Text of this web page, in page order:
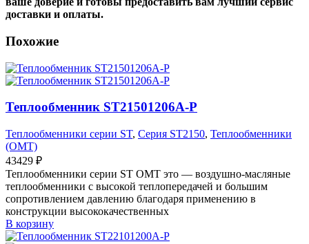
доставки и оплаты.
Похожие
Теплообменник ST21501206A-P
Теплообменники серии ST, Серия ST2150, Теплообменники
(OMT)
43429 ₽
Теплообменники серии ST OMT это — воздушно-масляные
теплообменники с высокой теплопередачей и большим
сопротивлением давлению благодаря применению в
конструкции высококачественных
В корзину